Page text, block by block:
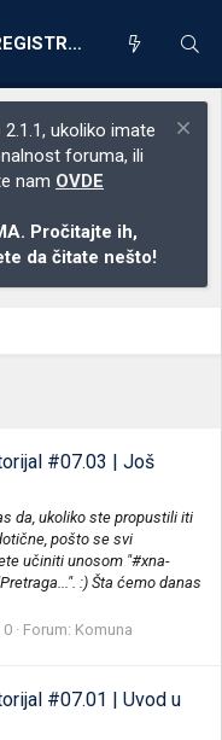
REGISTRACIJA
ukoliko imate
foruma, ili
nam OVDE
Pročitajte ih,
da čitate nešto!
#07.03 | Još
da, ukoliko ste propustili iti
pošto se svi
učiniti unosom "#xna-
:) Šta ćemo danas
0 Forum: Komuna
#07.01 | Uvod u